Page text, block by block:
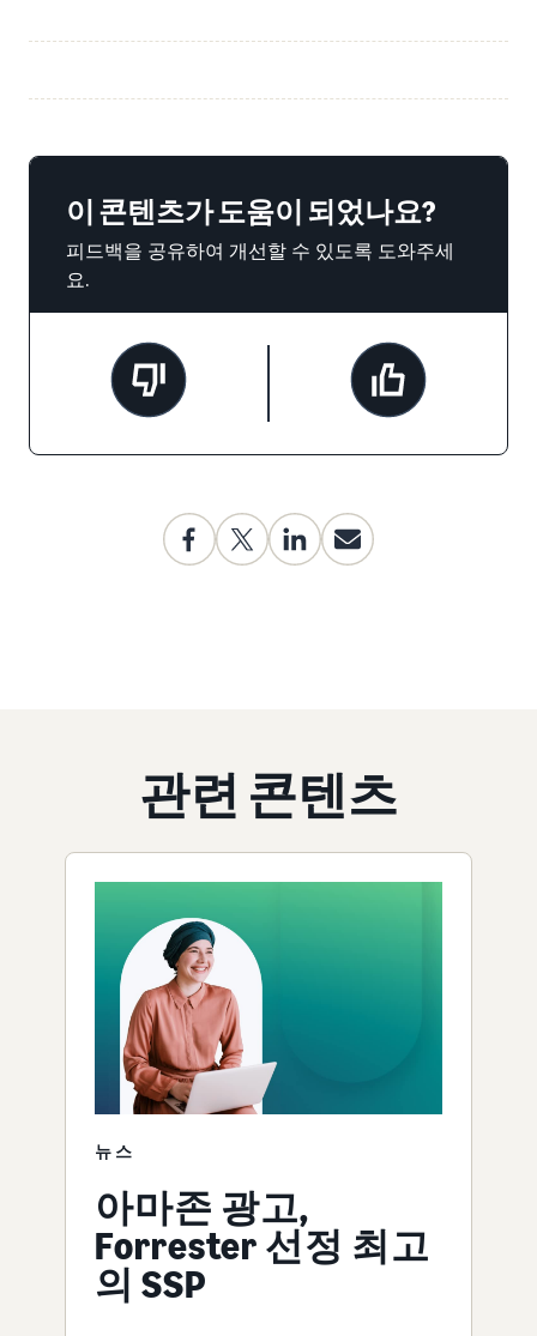
이 콘텐츠가 도움이 되었나요?
피드백을 공유하여 개선할 수 있도록 도와주세
요.
관련 콘텐츠
뉴스
아마존 광고,
Forrester 선정 최고
의 SSP